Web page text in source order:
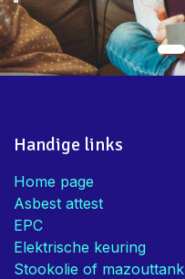
Handige links
Home page
Asbest attest
EPC
Elektrische keuring
Stookolie of mazouttank